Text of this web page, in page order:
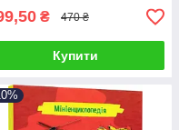
₴ 470 ₴
Купити